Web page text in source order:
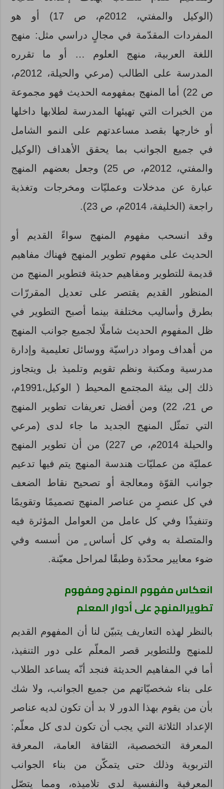
(الوكيل والمفتي، 2012م، ص 17) أو هو
المفردات المقدّمة في مجالٍ دراسي مثل: منهج
اللغة العربية، منهج العلوم … أو ما تقرره
المدرسة على الطالب (مرعي والحيلة، 2012م،
ص 22) أما المنهج بمفهومه الحديث فهو مجموعة
من الخبرات التي تهيئها المدرسة لطلابها داخلها
أو خارجها بقصد مساعدتهم على النمو الشامل
في جميع الجوانب بما يحقق الأهداف (الوكيل
والمفتي، 2012م، ص 25) وجعل بعضهم المنهج
عبارة عن مدخلات وعمليّات ومخرجات وتغذية
راجعة (الخليفة، 2014م، ص 23).
وقد انسحب مفهوم المنهج سواءً القديم أو
الحديث على مفهوم تطوير المنهج فهناك مفاهيم
قديمة للتطوير ومفاهيم حديثة فتطوير المنهج من
المنظور القديم يقتصر على تعديل المقررّات
بطرق وأساليب مختلفة بينما أصبح التطوير في
ظل المفهوم الحديث شاملًا لجميع جوانب المنهج
من أهداف ومواد دراسيّة ووسائل تعليمية وإدارة
مدرسية ومكتبة ونظم تقويم وتلميذ بل ويتجاوز
ذلك إلى بيئة المجتمع المحيط ( الوكيل،1991م،
ص 21، 22) ومن أفضل تعريفات تطوير المنهج
التي تمثّل المنهج الجديد ما جاء لدى (مرعي
والحيلة 2014م، ص 227) من أن تطوير المنهج
عمليّة من عمليّات هندسة المنهج يتم فيها تدعيم
جوانب القوّة ومعالجة أو تصحيح نقاط الضعف
في كل عنصرٍ من عناصر المنهج تصميمًا وتقويمًا
وتنفيذًا وفي كل عامل من العوامل المؤثرة فيه
والمتصلة به وفي كل أساس ٍ من أسسه وفي
ضوء معايير محدّدة وطبقًا لمراحل معيّنة.
انعكاس مفهوم المنهج ومفهوم
تطويرالمنهج على أدوار المعلم
بالنظر لهذه التعاريف يتبيّن لنا أن المفهوم القديم
للمنهج وللتطوير قصر المعلّم على دور التنفيذ،
أما في المفاهيم الحديثة فنجد أنّه يساعد الطلاب
على بناء شخصيّاتهم من جميع الجوانب، ولا شك
بأن من يقوم بهذا الدور لا بد أن تكون لديه عناصر
الإعداد الثلاثة التي يجب أن تكون لدى كل معلّم:
المعرفة التخصصية، الثقافة العامة، المعرفة
التربوية وذلك حتى يتمكّن من بناء الجوانب
المعرفية والنفسية لدى تلاميذه، ومما يتصّل